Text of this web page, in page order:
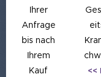
Ihrer
Anfrage
bis nach
Ihrem
Kauf
<<